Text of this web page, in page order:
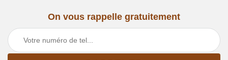
On vous rappelle gratuitement